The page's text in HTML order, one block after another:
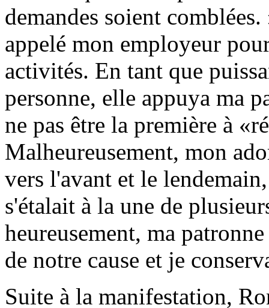
demandes soient
appelé mon employeur
activités. En tant que
personne, elle appuya ma
ne pas être la première à
Malheureusement, mon
vers l'avant et le
s'étalait à la une de
heureusement, ma
de notre cause et je
Suite à la manifestation,